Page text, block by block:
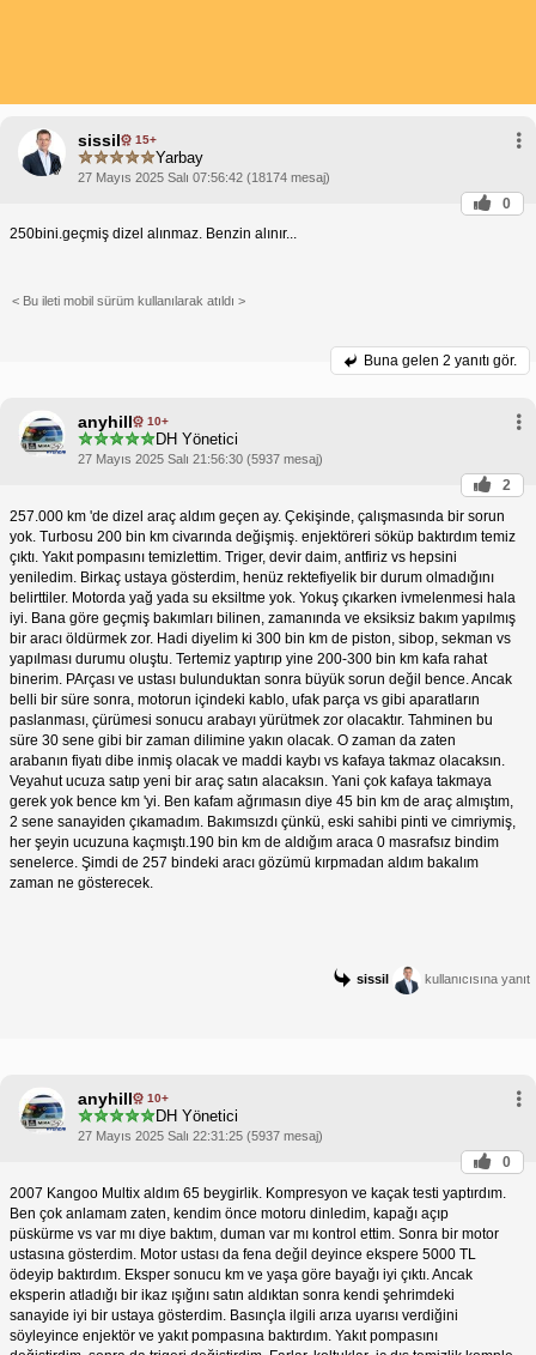
sissil 15+
Yarbay
27 Mayıs 2025 Salı 07:56:42 (18174 mesaj)
0
250bini.geçmiş dizel alınmaz. Benzin alınır...
< Bu ileti mobil sürüm kullanılarak atıldı >
Buna gelen 2 yanıtı gör.
anyhill 10+
DH Yönetici
27 Mayıs 2025 Salı 21:56:30 (5937 mesaj)
2
257.000 km 'de dizel araç aldım geçen ay. Çekişinde, çalışmasında bir sorun
yok. Turbosu 200 bin km civarında değişmiş. enjektöreri söküp baktırdım temiz
çıktı. Yakıt pompasını temizlettim. Triger, devir daim, antfiriz vs hepsini
yeniledim. Birkaç ustaya gösterdim, henüz rektefiyelik bir durum olmadığını
belirttiler. Motorda yağ yada su eksiltme yok. Yokuş çıkarken ivmelenmesi hala
iyi. Bana göre geçmiş bakımları bilinen, zamanında ve eksiksiz bakım yapılmış
bir aracı öldürmek zor. Hadi diyelim ki 300 bin km de piston, sibop, sekman vs
yapılması durumu oluştu. Tertemiz yaptırıp yine 200-300 bin km kafa rahat
binerim. PArçası ve ustası bulunduktan sonra büyük sorun değil bence. Ancak
belli bir süre sonra, motorun içindeki kablo, ufak parça vs gibi aparatların
paslanması, çürümesi sonucu arabayı yürütmek zor olacaktır. Tahminen bu
süre 30 sene gibi bir zaman dilimine yakın olacak. O zaman da zaten
arabanın fiyatı dibe inmiş olacak ve maddi kaybı vs kafaya takmaz olacaksın.
Veyahut ucuza satıp yeni bir araç satın alacaksın. Yani çok kafaya takmaya
gerek yok bence km 'yi. Ben kafam ağrımasın diye 45 bin km de araç almıştım,
2 sene sanayiden çıkamadım. Bakımsızdı çünkü, eski sahibi pinti ve cimriymiş,
her şeyin ucuzuna kaçmıştı.190 bin km de aldığım araca 0 masrafsız bindim
senelerce. Şimdi de 257 bindeki aracı gözümü kırpmadan aldım bakalım
zaman ne gösterecek.
sissil kullanıcısına yanıt
anyhill 10+
DH Yönetici
27 Mayıs 2025 Salı 22:31:25 (5937 mesaj)
0
2007 Kangoo Multix aldım 65 beygirlik. Kompresyon ve kaçak testi yaptırdım.
Ben çok anlamam zaten, kendim önce motoru dinledim, kapağı açıp
püskürme vs var mı diye baktım, duman var mı kontrol ettim. Sonra bir motor
ustasına gösterdim. Motor ustası da fena değil deyince ekspere 5000 TL
ödeyip baktırdım. Eksper sonucu km ve yaşa göre bayağı iyi çıktı. Ancak
eksperin atladığı bir ikaz ışığını satın aldıktan sonra kendi şehrimdeki
sanayide iyi bir ustaya gösterdim. Basınçla ilgili arıza uyarısı verdiğini
söyleyince enjektör ve yakıt pompasına baktırdım. Yakıt pompasını